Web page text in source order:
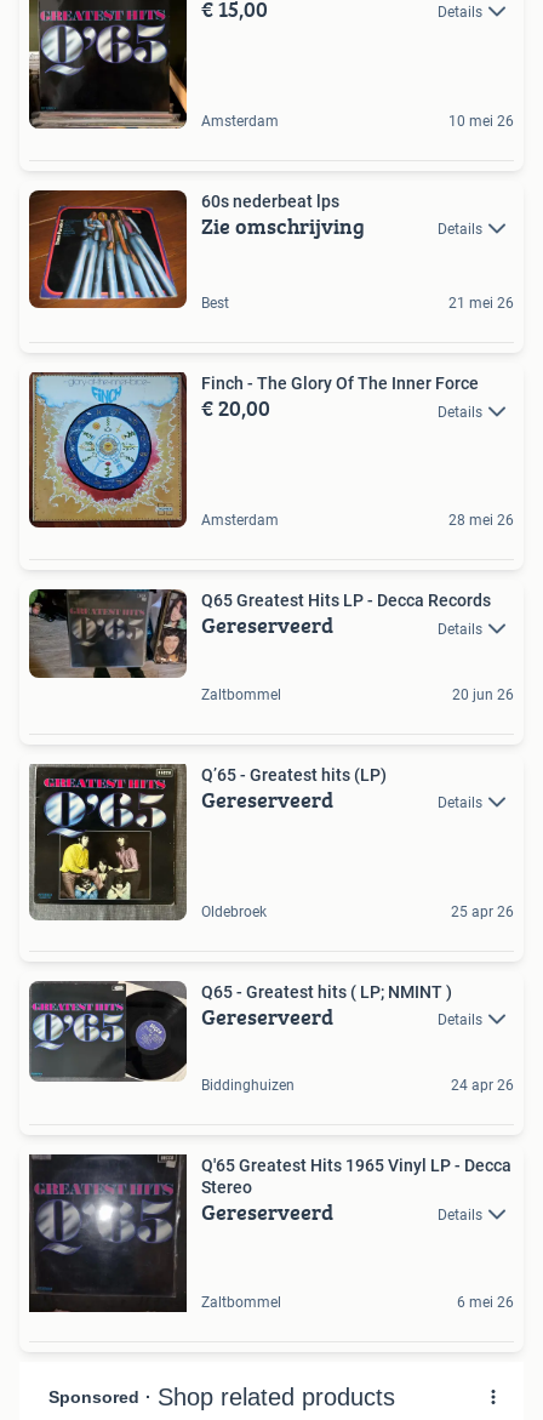
€ 15,00 Details
Amsterdam 10 mei 26
60s nederbeat lps
Zie omschrijving Details
Best 21 mei 26
Finch - The Glory Of The Inner Force
€ 20,00 Details
Amsterdam 28 mei 26
Q65 Greatest Hits LP - Decca Records
Gereserveerd Details
Zaltbommel 20 jun 26
Q’65 - Greatest hits (LP)
Gereserveerd Details
Oldebroek 25 apr 26
Q65 - Greatest hits ( LP; NMINT )
Gereserveerd Details
Biddinghuizen 24 apr 26
Q'65 Greatest Hits 1965 Vinyl LP - Decca
Stereo
Gereserveerd Details
Zaltbommel 6 mei 26